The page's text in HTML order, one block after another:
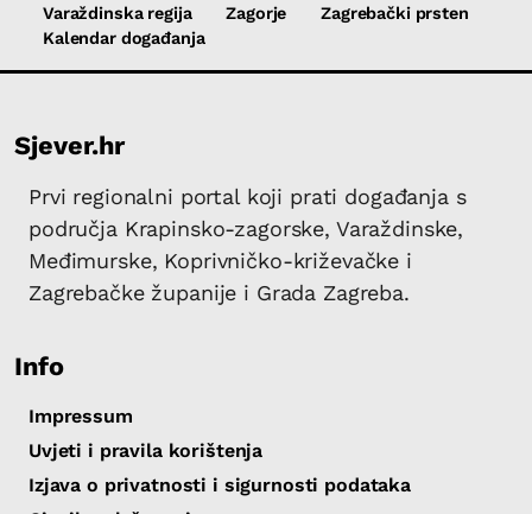
Varaždinska regija
Zagorje
Zagrebački prsten
Kalendar događanja
Sjever.hr
Prvi regionalni portal koji prati događanja s
područja Krapinsko-zagorske, Varaždinske,
Međimurske, Koprivničko-križevačke i
Zagrebačke županije i Grada Zagreba.
Info
Impressum
Uvjeti i pravila korištenja
Izjava o privatnosti i sigurnosti podataka